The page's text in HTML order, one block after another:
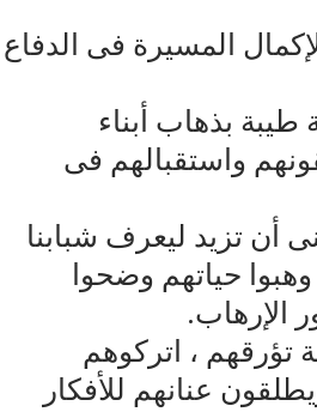
المسيرة فى الدفاع
بذهاب أبناء
واستقبالهم فى
أن تزيد ليعرف شبابنا
حياتهم وضحوا
الإرهاب.
تؤرقهم ، اتركوهم
عنانهم للأفكار